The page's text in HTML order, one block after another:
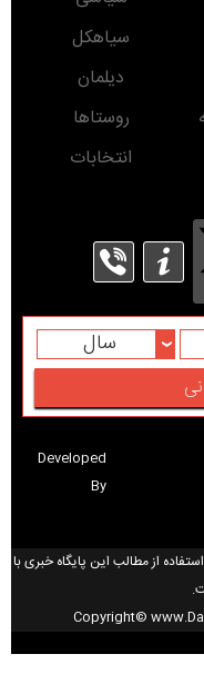
سیاهکل
دیلمان
روستاها
انتخابات
سال
Developed
By
از مطالب این پایگاه خبری با
Copyright©